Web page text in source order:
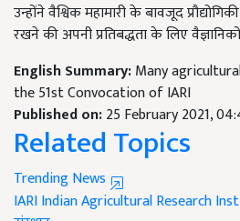
उन्होंने वैश्विक महामारी के बावजूद
रखने की अपनी प्रतिबद्धता के लिए
English Summary:Many
the 51st Convocation of IARI
Published on:25 February 2021,
Related Topics
Trending News
IARIIndian Agricultural Research